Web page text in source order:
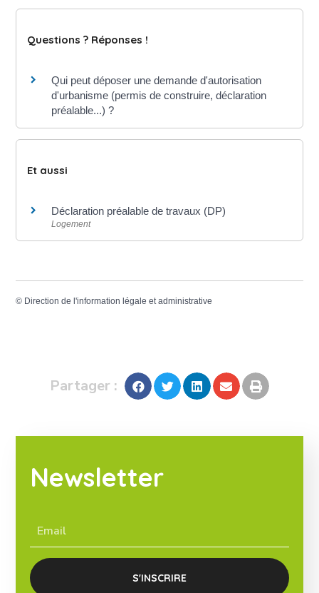
Questions ? Réponses !
Qui peut déposer une demande d'autorisation
d'urbanisme (permis de construire, déclaration
préalable...) ?
Et aussi
Déclaration préalable de travaux (DP)
Logement
© Direction de l'information légale et administrative
Partager :
Newsletter